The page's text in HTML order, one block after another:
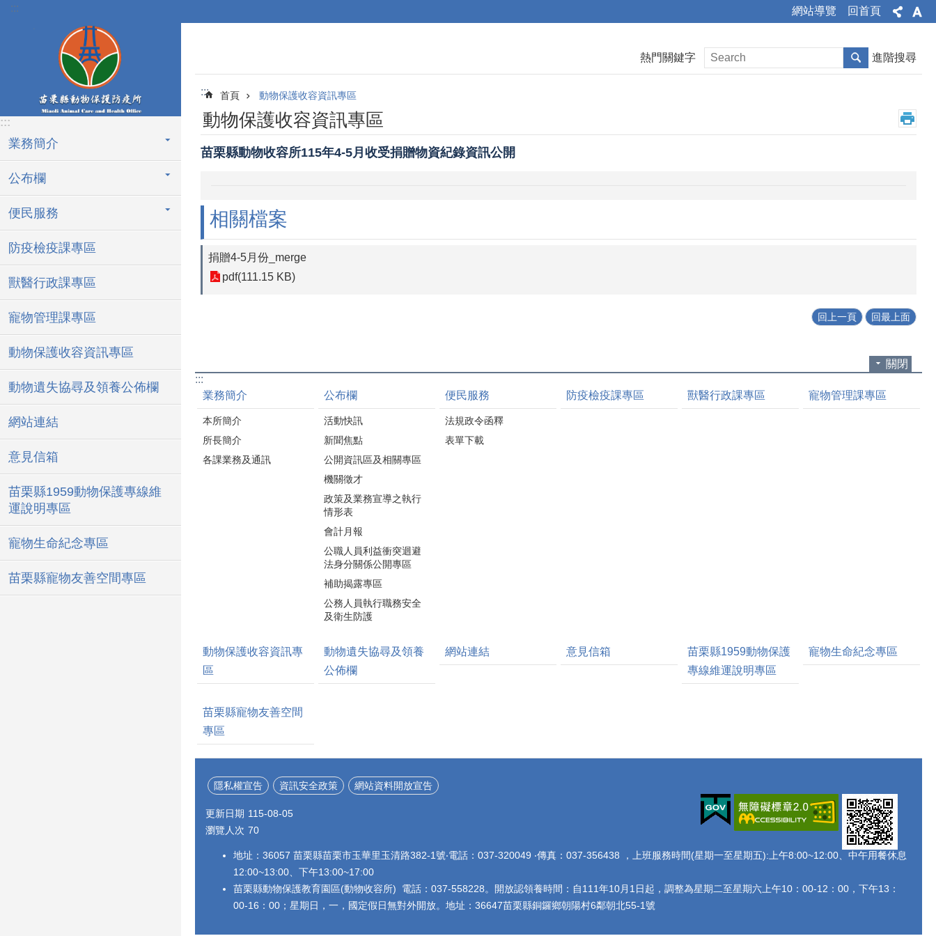
跳到主要內容區塊
::: 網站導覽 回首頁
:::
業務簡介
公布欄
便民服務
防疫檢疫課專區
獸醫行政課專區
寵物管理課專區
動物保護收容資訊專區
動物遺失協尋及領養公佈欄
網站連結
意見信箱
苗栗縣1959動物保護專線維
運說明專區
寵物生命紀念專區
苗栗縣寵物友善空間專區
熱門關鍵字 進階搜尋
::: 首頁 動物保護收容資訊專區
動物保護收容資訊專區
苗栗縣動物收容所115年4-5月收受捐贈物資紀錄資訊公開
相關檔案
捐贈4-5月份_merge
pdf(111.15 KB)
回上一頁 回最上面
關閉
:::
業務簡介
本所簡介
所長簡介
各課業務及通訊
公布欄
活動快訊
新聞焦點
公開資訊區及相關專區
機關徵才
政策及業務宣導之執行
情形表
會計月報
公職人員利益衝突迴避
法身分關係公開專區
補助揭露專區
公務人員執行職務安全
及衛生防護
便民服務
法規政令函釋
表單下載
防疫檢疫課專區 獸醫行政課專區 寵物管理課專區
動物保護收容資訊專
區
動物遺失協尋及領養
公佈欄
網站連結 意見信箱
苗栗縣1959動物保護
專線維運說明專區
寵物生命紀念專區
苗栗縣寵物友善空間
專區
隱私權宣告 資訊安全政策 網站資料開放宣告
更新日期 115-08-05
瀏覽人次 70
地址：36057 苗栗縣苗栗市玉華里玉清路382-1號‧電話：037-320049 ‧傳真：037-356438 ，上班服務時間(星期一至星期五):上午8:00~12:00、中午用餐休息
12:00~13:00、下午13:00~17:00
苗栗縣動物保護教育園區(動物收容所) 電話：037-558228。開放認領養時間：自111年10月1日起，調整為星期二至星期六上午10：00-12：00，下午13：
00-16：00；星期日，一，國定假日無對外開放。地址：36647苗栗縣銅鑼鄉朝陽村6鄰朝北55-1號